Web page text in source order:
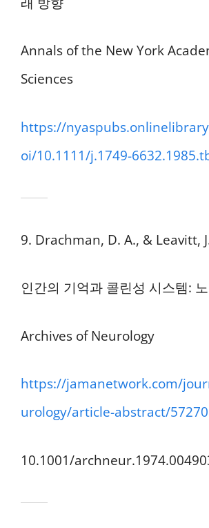
Annals of the New York
Sciences
https://
oi/10.1111/j.1749-
9. Drachman, D. A., & Leavitt,
인간의 기억과 콜린성 시스템:
Archives of Neurology
https://jamanetwork.com/
urology/article-abstract/
10.1001/